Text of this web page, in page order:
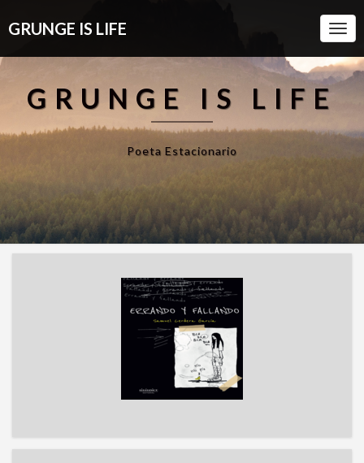
GRUNGE IS LIFE
GRUNGE IS LIFE
Poeta Estacionario